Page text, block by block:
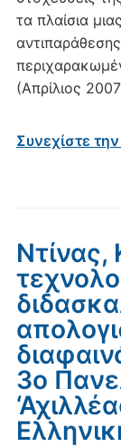
τα πλαίσια
(Απρίλιος
Συνεχίστε
Ντίνας,
3ο